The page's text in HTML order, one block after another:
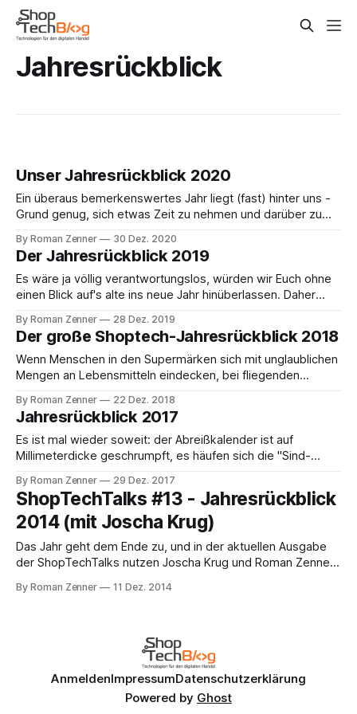
Jahresrückblick
Unser Jahresrückblick 2020
Ein überaus bemerkenswertes Jahr liegt (fast) hinter uns -
Grund genug, sich etwas Zeit zu nehmen und darüber zu
gesehen, gehört und gedacht haben. Hier einige der
Themen, über die wir uns unterhalten haben: * Jobwechsel:
Roman wechselt von commercetools zu Shopify
By Roman Zenner 30 Dez. 2020
Der Jahresrückblick 2019
Es wäre ja völlig verantwortungslos, würden wir Euch ohne
einen Blick auf's alte ins neue Jahr hinüberlassen. Daher
angeworfen und die wichtigsten Themen besprochen. Wir
beginnen mit unseren Voraussagen, die wir so mutig am
Anfang des Jahres
By Roman Zenner 28 Dez. 2019
Der große Shoptech-Jahresrückblick 2018
Wenn Menschen in den Supermärken sich mit unglaublichen
Mengen an Lebensmitteln eindecken, bei fliegenden
bei ihren Kunden jedoch die Kleidungsschichten zahlreicher
werden, wenn alle Welt also mit Ächzen und Stöhnen den
letzten Dezembertagen zustrebt, weiß man: jetzt wird es
höchste Zeit für einen Jahresrückblick.
By Roman Zenner 22 Dez. 2018
Jahresrückblick 2017
Es ist mal wieder soweit: der Abreißkalender ist auf
Millimeterdicke geschrumpft, es häufen sich die "Sind-
Jahresende ist es nicht mehr lange hin. Grund genug für
Martin und mich, das vergangene Shoptech-Jahr Revue
passieren zu lassen und von unseren Tops
By Roman Zenner 29 Dez. 2017
ShopTechTalks #13 - Jahresrückblick
2014 (mit Joscha Krug)
Das Jahr geht dem Ende zu, und in der aktuellen Ausgabe
der ShopTechTalks nutzen Joscha Krug und Roman Zenner
lassen. Was ist in 2014 passiert? Was war überraschend?
By Roman Zenner 11 Dez. 2014
AnmeldenImpressumDatenschutzerklärung
Powered by Ghost